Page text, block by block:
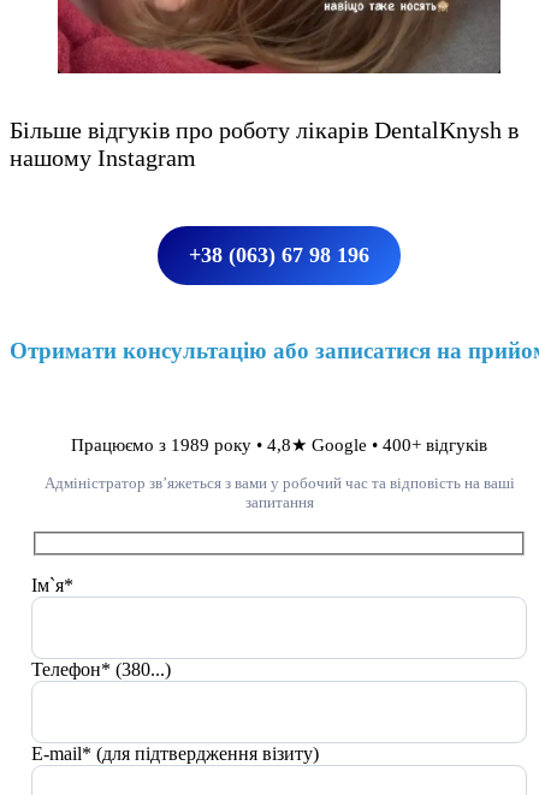
Більше відгуків про роботу лікарів DentalKnysh в
нашому Instagram
+38 (063) 67 98 196
Отримати консультацію або записатися на
Працюємо з 1989 року • 4,8★ Google • 400+ відгуків
Адміністратор зв’яжеться з вами у робочий час та відповість на ваші
запитання
Ім`я*
Телефон* (380...)
E-mail* (для підтвердження візиту)